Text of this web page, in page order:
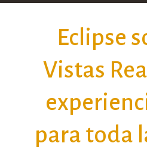
Eclipse
Vistas
para toda